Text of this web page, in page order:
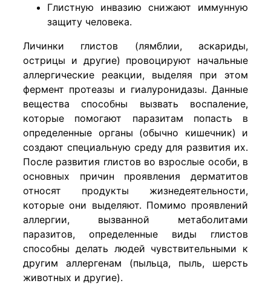
Глистную инвазию снижают иммунную
защиту человека.
Личинки глистов (лямблии, аскариды,
острицы и другие) провоцируют начальные
аллергические реакции, выделяя при этом
фермент протеазы и гиалуронидазы. Данные
вещества способны вызвать воспаление,
которые помогают паразитам попасть в
определенные органы (обычно кишечник) и
создают специальную среду для развития их.
После развития глистов во взрослые особи, в
основных причин проявления дерматитов
относят продукты жизнедеятельности,
которые они выделяют. Помимо проявлений
аллергии, вызванной метаболитами
паразитов, определенные виды глистов
способны делать людей чувствительными к
другим аллергенам (пыльца, пыль, шерсть
животных и другие).